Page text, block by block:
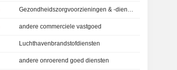
Gezondheidszorgvoorzieningen & -diensten - Andere
andere commerciele vastgoed
Luchthavenbrandstofdiensten
andere onroerend goed diensten